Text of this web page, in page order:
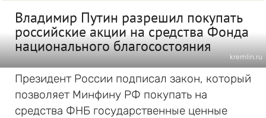
Владимир Путин разрешил покупать
российские акции на средства Фонда
национального благосостояния
kremlin.ru
Президент России подписал закон, который
позволяет Минфину РФ покупать на
средства ФНБ государственные ценные